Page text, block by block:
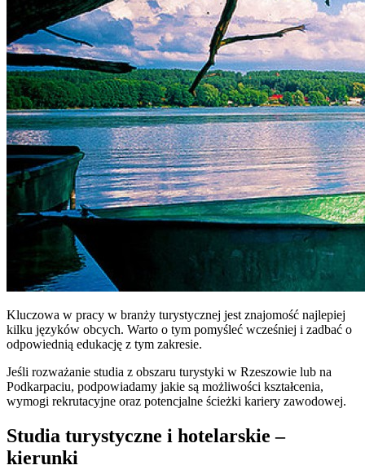
Kluczowa w pracy w branży turystycznej jest znajomość najlepiej
kilku języków obcych. Warto o tym pomyśleć wcześniej i zadbać o
odpowiednią edukację z tym zakresie.
Jeśli rozważanie studia z obszaru turystyki w Rzeszowie lub na
Podkarpaciu, podpowiadamy jakie są możliwości kształcenia,
wymogi rekrutacyjne oraz potencjalne ścieżki kariery zawodowej.
Studia turystyczne i hotelarskie –
kierunki